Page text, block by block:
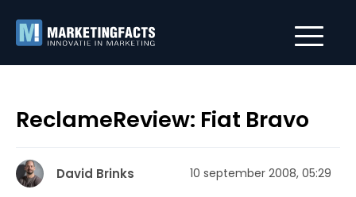
ReclameReview: Fiat Bravo
David Brinks 10 september 2008, 05:29